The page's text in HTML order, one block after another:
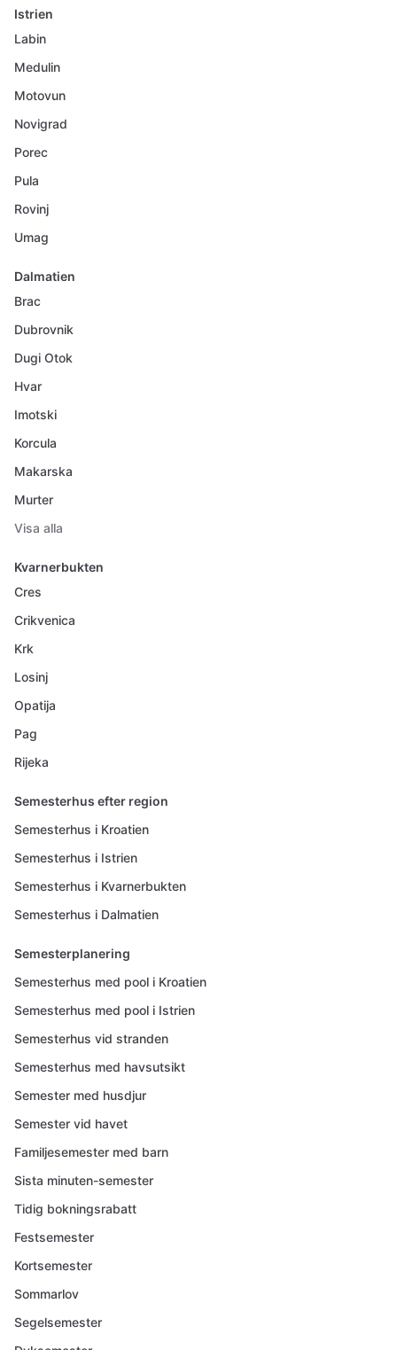
Istrien
Labin
Medulin
Motovun
Novigrad
Porec
Pula
Rovinj
Umag
Dalmatien
Brac
Dubrovnik
Dugi Otok
Hvar
Imotski
Korcula
Makarska
Murter
Visa alla
Kvarnerbukten
Cres
Crikvenica
Krk
Losinj
Opatija
Pag
Rijeka
Semesterhus efter region
Semesterhus i Kroatien
Semesterhus i Istrien
Semesterhus i Kvarnerbukten
Semesterhus i Dalmatien
Semesterplanering
Semesterhus med pool i Kroatien
Semesterhus med pool i Istrien
Semesterhus vid stranden
Semesterhus med havsutsikt
Semester med husdjur
Semester vid havet
Familjesemester med barn
Sista minuten-semester
Tidig bokningsrabatt
Festsemester
Kortsemester
Sommarlov
Segelsemester